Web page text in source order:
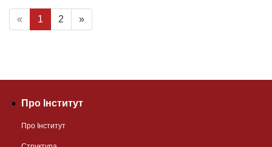
« 1 2 »
Про Інститут
Про Інститут